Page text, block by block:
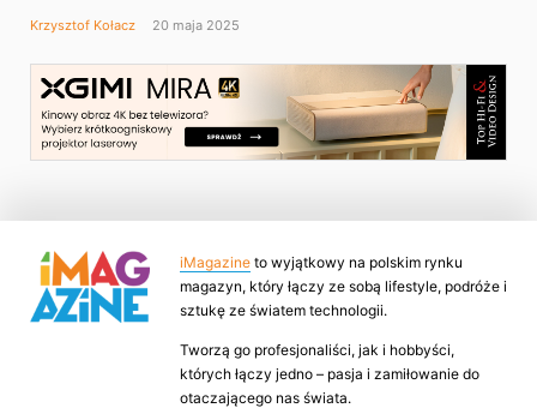
Krzysztof Kołacz 20 maja 2025
iMagazine to wyjątkowy na polskim rynku
magazyn, który łączy ze sobą lifestyle, podróże i
sztukę ze światem technologii.
Tworzą go profesjonaliści, jak i hobbyści,
których łączy jedno – pasja i zamiłowanie do
otaczającego nas świata.